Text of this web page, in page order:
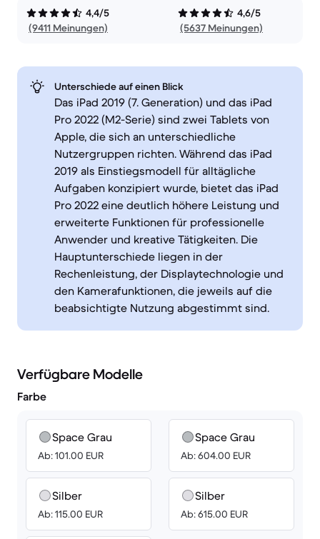
4,4/5
(9411 Meinungen)
4,6/5
(5637 Meinungen)
Unterschiede auf einen Blick
Das iPad 2019 (7. Generation) und das iPad
Pro 2022 (M2-Serie) sind zwei Tablets von
Apple, die sich an unterschiedliche
Nutzergruppen richten. Während das iPad
2019 als Einstiegsmodell für alltägliche
Aufgaben konzipiert wurde, bietet das iPad
Pro 2022 eine deutlich höhere Leistung und
erweiterte Funktionen für professionelle
Anwender und kreative Tätigkeiten. Die
Hauptunterschiede liegen in der
Rechenleistung, der Displaytechnologie und
den Kamerafunktionen, die jeweils auf die
beabsichtigte Nutzung abgestimmt sind.
Verfügbare Modelle
Farbe
Space Grau
Ab: 101.00 EUR
Silber
Ab: 115.00 EUR
Space Grau
Ab: 604.00 EUR
Silber
Ab: 615.00 EUR